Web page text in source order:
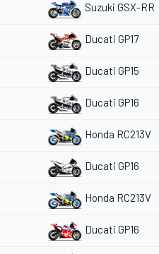
Suzuki GSX-RR
Ducati GP17
Ducati GP15
Ducati GP16
Honda RC213V
Ducati GP16
Honda RC213V
Ducati GP16